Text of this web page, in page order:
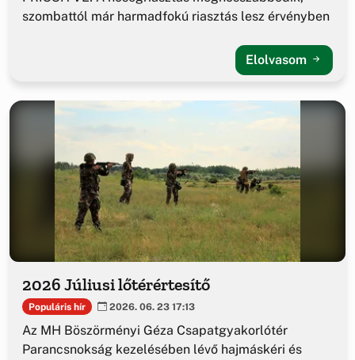
szombattól már harmadfokú riasztás lesz érvényben
Elolvasom
2026 Júliusi lőtérértesítő
Populáris hír 2026. 06. 23 17:13
Az MH Böszörményi Géza Csapatgyakorlótér
Parancsnokság kezelésében lévő hajmáskéri és